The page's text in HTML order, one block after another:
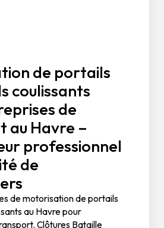
de portails
coulissants
de
au Havre –
professionnel
de
de motorisation de portails
au Havre pour
Clôtures Bataille